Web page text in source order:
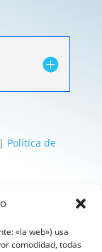
«la web») usa
comodidad, todas
| Política de